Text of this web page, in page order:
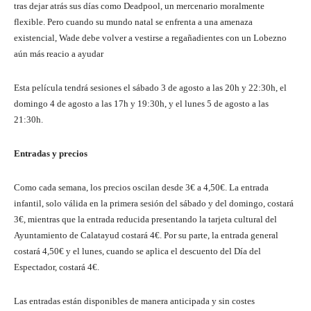
tras dejar atrás sus días como Deadpool, un mercenario moralmente
flexible. Pero cuando su mundo natal se enfrenta a una amenaza
existencial, Wade debe volver a vestirse a regañadientes con un Lobezno
aún más reacio a ayudar
Esta película tendrá sesiones el sábado 3 de agosto a las 20h y 22:30h, el
domingo 4 de agosto a las 17h y 19:30h, y el lunes 5 de agosto a las
21:30h.
Entradas y precios
Como cada semana, los precios oscilan desde 3€ a 4,50€. La entrada
infantil, solo válida en la primera sesión del sábado y del domingo, costará
3€, mientras que la entrada reducida presentando la tarjeta cultural del
Ayuntamiento de Calatayud costará 4€. Por su parte, la entrada general
costará 4,50€ y el lunes, cuando se aplica el descuento del Día del
Espectador, costará 4€.
Las entradas están disponibles de manera anticipada y sin costes